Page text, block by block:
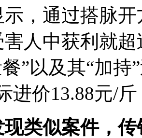
示，通过搭脉
人中获利就
”以及其“加
进价13.88元/
现类似案件，